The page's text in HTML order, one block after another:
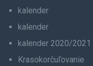
kalender
kalender
kalender 2020/2021
Krasokorčuľovanie